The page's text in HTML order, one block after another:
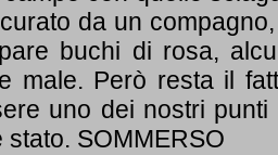
da un
buchi di rosa,
male. Però resta il
uno dei nostri
stato. SOMMERSO